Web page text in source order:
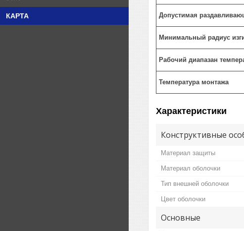
КАРТА Допустимая
Минимальный радиус
Рабочий диапазан
Температура монтажа
Характеристики
Конструктивные
Материал защиты
Материал оболочки
Тип внешней оболочки
Цвет оболочки
Основные